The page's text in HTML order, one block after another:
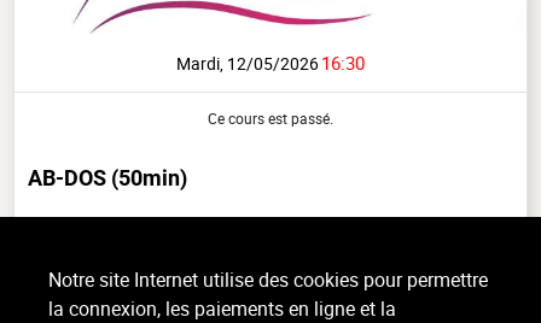
Mardi, 12/05/202616:30
Ce cours est passé.
AB-DOS(50min)
Du Pilates en musique, et plus encore ? C’est possible grâce au cours d’AB-
DOS ! Un cours de renforcement musculaire, qui s’inspire de la méthode
Pilates et de la méthode APoR du Docteur (...)
Notre site Internet utilise des cookies pour permettre
la connexion, les paiements en ligne et la